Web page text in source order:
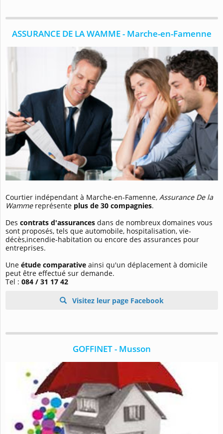
ASSURANCE DE LA WAMME - Marche-en-Famenne
Courtier indépendant à Marche-en-Famenne, Assurance De la
Wammereprésente plus de 30 compagnies.
Des contrats d'assurances dans de nombreux domaines vous
sont proposés, tels que automobile, hospitalisation, vie-
décès,incendie-habitation ou encore des assurances pour
entreprises.
Une étude comparative ainsi qu'un déplacement à domicile
peut être effectué sur demande.
Tel : 084 / 31 17 42
Visitez leur page Facebook
GOFFINET - Musson